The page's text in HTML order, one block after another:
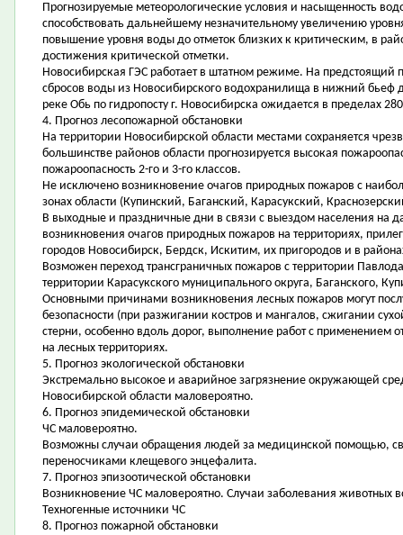
Прогнозируемые метеорологические условия и насыщенность
способствовать дальнейшему незначительному увеличению
повышение уровня воды до отметок близких к критическим, в
достижения критической отметки.
Новосибирская ГЭС работает в штатном режиме. На предстоящий
сбросов воды из Новосибирского водохранилища в нижний бьеф
реке Обь по гидропосту г. Новосибирска ожидается в пределах
4. Прогноз лесопожарной обстановки
На территории Новосибирской области местами сохраняется
большинстве районов области прогнозируется высокая
пожароопасность 2-го и 3-го классов.
Не исключено возникновение очагов природных пожаров с
зонах области (Купинский, Баганский, Карасукский,
В выходные и праздничные дни в связи с выездом населения на
возникновения очагов природных пожаров на территориях,
городов Новосибирск, Бердск, Искитим, их пригородов и в
Возможен переход трансграничных пожаров с территории
территории Карасукского муниципального округа, Баганского,
Основными причинами возникновения лесных пожаров могут
безопасности (при разжигании костров и мангалов, сжигании
стерни, особенно вдоль дорог, выполнение работ с применением
на лесных территориях.
5. Прогноз экологической обстановки
Экстремально высокое и аварийное загрязнение окружающей
Новосибирской области маловероятно.
6. Прогноз эпидемической обстановки
ЧС маловероятно.
Возможны случаи обращения людей за медицинской помощью,
переносчиками клещевого энцефалита.
7. Прогноз эпизоотической обстановки
Возникновение ЧС маловероятно. Случаи заболевания животных
Техногенные источники ЧС
8. Прогноз пожарной обстановки